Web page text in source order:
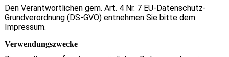
Den Verantwortlichen gem. Art. 4 Nr. 7 EU-Datenschutz-
Grundverordnung (DS-GVO) entnehmen Sie bitte dem
Impressum.
Verwendungszwecke